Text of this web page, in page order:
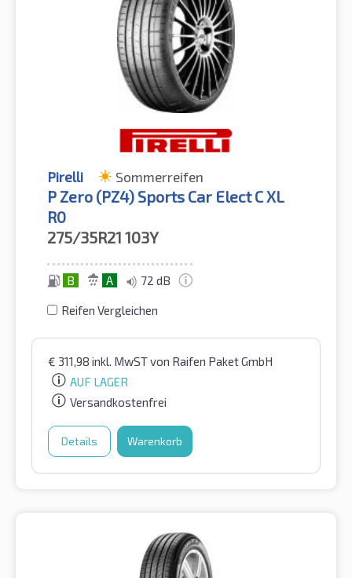
Pirelli Sommerreifen
P Zero (PZ4) Sports Car Elect C XL
R0
275/35R21 103Y
B A 72 dB
Reifen Vergleichen
€ 311,98 inkl. MwSTvon Raifen Paket GmbH
AUF LAGER
Versandkostenfrei
Details Warenkorb